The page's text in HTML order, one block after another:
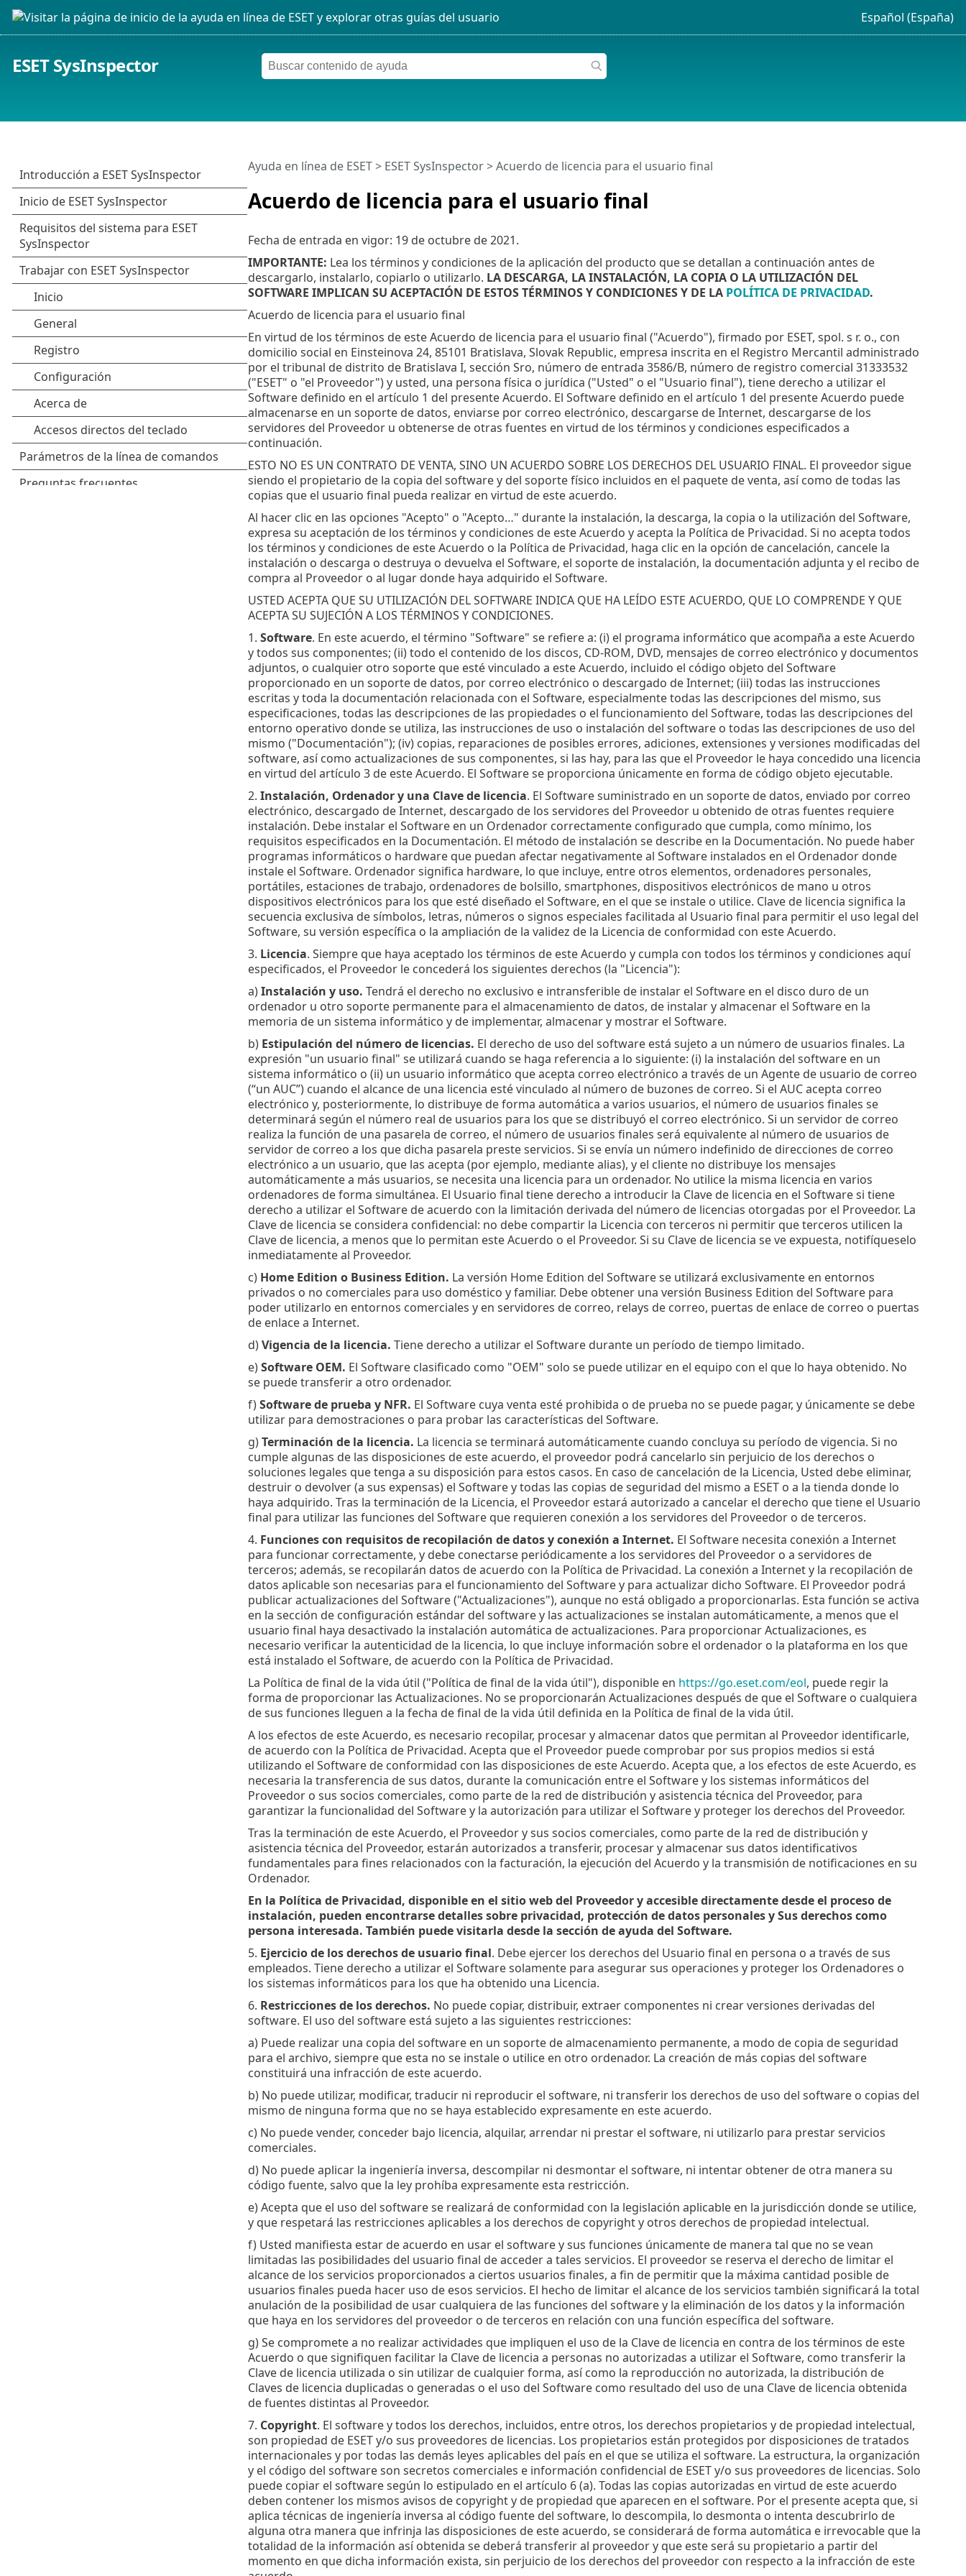
Español (España)
ESET SysInspector
Acuerdo de licencia para el usuario final
Ayuda en línea de ESET> ESET SysInspector>Acuerdo de licencia para el usuario final
Fecha de entrada en vigor: 19 de octubre de 2021.
IMPORTANTE: Lea los términos y condiciones de la aplicación del producto que se detallan a continuación antes de
descargarlo, instalarlo, copiarlo o utilizarlo. LA DESCARGA, LA INSTALACIÓN, LA COPIA O LA UTILIZACIÓN DEL
SOFTWARE IMPLICAN SU ACEPTACIÓN DE ESTOS TÉRMINOS Y CONDICIONES Y DE LA POLÍTICA DE PRIVACIDAD.
Acuerdo de licencia para el usuario final
En virtud de los términos de este Acuerdo de licencia para el usuario final ("Acuerdo"), firmado por ESET, spol. s r. o., con
domicilio social en Einsteinova 24, 85101 Bratislava, Slovak Republic, empresa inscrita en el Registro Mercantil administrado
por el tribunal de distrito de Bratislava I, sección Sro, número de entrada 3586/B, número de registro comercial 31333532
("ESET" o "el Proveedor") y usted, una persona física o jurídica ("Usted" o el "Usuario final"), tiene derecho a utilizar el
Software definido en el artículo 1 del presente Acuerdo. El Software definido en el artículo 1 del presente Acuerdo puede
almacenarse en un soporte de datos, enviarse por correo electrónico, descargarse de Internet, descargarse de los
servidores del Proveedor u obtenerse de otras fuentes en virtud de los términos y condiciones especificados a
continuación.
ESTO NO ES UN CONTRATO DE VENTA, SINO UN ACUERDO SOBRE LOS DERECHOS DEL USUARIO FINAL. El proveedor sigue
siendo el propietario de la copia del software y del soporte físico incluidos en el paquete de venta, así como de todas las
copias que el usuario final pueda realizar en virtud de este acuerdo.
Al hacer clic en las opciones "Acepto" o "Acepto…" durante la instalación, la descarga, la copia o la utilización del Software,
expresa su aceptación de los términos y condiciones de este Acuerdo y acepta la Política de Privacidad. Si no acepta todos
los términos y condiciones de este Acuerdo o la Política de Privacidad, haga clic en la opción de cancelación, cancele la
instalación o descarga o destruya o devuelva el Software, el soporte de instalación, la documentación adjunta y el recibo de
compra al Proveedor o al lugar donde haya adquirido el Software.
USTED ACEPTA QUE SU UTILIZACIÓN DEL SOFTWARE INDICA QUE HA LEÍDO ESTE ACUERDO, QUE LO COMPRENDE Y QUE
ACEPTA SU SUJECIÓN A LOS TÉRMINOS Y CONDICIONES.
1. Software. En este acuerdo, el término "Software" se refiere a: (i) el programa informático que acompaña a este Acuerdo
y todos sus componentes; (ii) todo el contenido de los discos, CD-ROM, DVD, mensajes de correo electrónico y documentos
adjuntos, o cualquier otro soporte que esté vinculado a este Acuerdo, incluido el código objeto del Software
proporcionado en un soporte de datos, por correo electrónico o descargado de Internet; (iii) todas las instrucciones
escritas y toda la documentación relacionada con el Software, especialmente todas las descripciones del mismo, sus
especificaciones, todas las descripciones de las propiedades o el funcionamiento del Software, todas las descripciones del
entorno operativo donde se utiliza, las instrucciones de uso o instalación del software o todas las descripciones de uso del
mismo ("Documentación"); (iv) copias, reparaciones de posibles errores, adiciones, extensiones y versiones modificadas del
software, así como actualizaciones de sus componentes, si las hay, para las que el Proveedor le haya concedido una licencia
en virtud del artículo 3 de este Acuerdo. El Software se proporciona únicamente en forma de código objeto ejecutable.
2. Instalación, Ordenador y una Clave de licencia. El Software suministrado en un soporte de datos, enviado por correo
electrónico, descargado de Internet, descargado de los servidores del Proveedor u obtenido de otras fuentes requiere
instalación. Debe instalar el Software en un Ordenador correctamente configurado que cumpla, como mínimo, los
requisitos especificados en la Documentación. El método de instalación se describe en la Documentación. No puede haber
programas informáticos o hardware que puedan afectar negativamente al Software instalados en el Ordenador donde
instale el Software. Ordenador significa hardware, lo que incluye, entre otros elementos, ordenadores personales,
portátiles, estaciones de trabajo, ordenadores de bolsillo, smartphones, dispositivos electrónicos de mano u otros
dispositivos electrónicos para los que esté diseñado el Software, en el que se instale o utilice. Clave de licencia significa la
secuencia exclusiva de símbolos, letras, números o signos especiales facilitada al Usuario final para permitir el uso legal del
Software, su versión específica o la ampliación de la validez de la Licencia de conformidad con este Acuerdo.
3. Licencia. Siempre que haya aceptado los términos de este Acuerdo y cumpla con todos los términos y condiciones aquí
especificados, el Proveedor le concederá los siguientes derechos (la "Licencia"):
a)Instalación y uso. Tendrá el derecho no exclusivo e intransferible de instalar el Software en el disco duro de un
ordenador u otro soporte permanente para el almacenamiento de datos, de instalar y almacenar el Software en la
memoria de un sistema informático y de implementar, almacenar y mostrar el Software.
b) Estipulación del número de licencias. El derecho de uso del software está sujeto a un número de usuarios finales. La
expresión "un usuario final" se utilizará cuando se haga referencia a lo siguiente: (i) la instalación del software en un
sistema informático o (ii) un usuario informático que acepta correo electrónico a través de un Agente de usuario de correo
(“un AUC”) cuando el alcance de una licencia esté vinculado al número de buzones de correo. Si el AUC acepta correo
electrónico y, posteriormente, lo distribuye de forma automática a varios usuarios, el número de usuarios finales se
determinará según el número real de usuarios para los que se distribuyó el correo electrónico. Si un servidor de correo
realiza la función de una pasarela de correo, el número de usuarios finales será equivalente al número de usuarios de
servidor de correo a los que dicha pasarela preste servicios. Si se envía un número indefinido de direcciones de correo
electrónico a un usuario, que las acepta (por ejemplo, mediante alias), y el cliente no distribuye los mensajes
automáticamente a más usuarios, se necesita una licencia para un ordenador. No utilice la misma licencia en varios
ordenadores de forma simultánea. El Usuario final tiene derecho a introducir la Clave de licencia en el Software si tiene
derecho a utilizar el Software de acuerdo con la limitación derivada del número de licencias otorgadas por el Proveedor. La
Clave de licencia se considera confidencial: no debe compartir la Licencia con terceros ni permitir que terceros utilicen la
Clave de licencia, a menos que lo permitan este Acuerdo o el Proveedor. Si su Clave de licencia se ve expuesta, notifíqueselo
inmediatamente al Proveedor.
c) Home Edition o Business Edition. La versión Home Edition del Software se utilizará exclusivamente en entornos
privados o no comerciales para uso doméstico y familiar. Debe obtener una versión Business Edition del Software para
poder utilizarlo en entornos comerciales y en servidores de correo, relays de correo, puertas de enlace de correo o puertas
de enlace a Internet.
d)Vigencia de la licencia. Tiene derecho a utilizar el Software durante un período de tiempo limitado.
e)Software OEM. El Software clasificado como "OEM" solo se puede utilizar en el equipo con el que lo haya obtenido. No
se puede transferir a otro ordenador.
f)Software de prueba y NFR. El Software cuya venta esté prohibida o de prueba no se puede pagar, y únicamente se debe
utilizar para demostraciones o para probar las características del Software.
g)Terminación de la licencia. La licencia se terminará automáticamente cuando concluya su período de vigencia. Si no
cumple algunas de las disposiciones de este acuerdo, el proveedor podrá cancelarlo sin perjuicio de los derechos o
soluciones legales que tenga a su disposición para estos casos. En caso de cancelación de la Licencia, Usted debe eliminar,
destruir o devolver (a sus expensas) el Software y todas las copias de seguridad del mismo a ESET o a la tienda donde lo
haya adquirido. Tras la terminación de la Licencia, el Proveedor estará autorizado a cancelar el derecho que tiene el Usuario
final para utilizar las funciones del Software que requieren conexión a los servidores del Proveedor o de terceros.
4. Funciones con requisitos de recopilación de datos y conexión a Internet. El Software necesita conexión a Internet
para funcionar correctamente, y debe conectarse periódicamente a los servidores del Proveedor o a servidores de
terceros; además, se recopilarán datos de acuerdo con la Política de Privacidad. La conexión a Internet y la recopilación de
datos aplicable son necesarias para el funcionamiento del Software y para actualizar dicho Software. El Proveedor podrá
publicar actualizaciones del Software ("Actualizaciones"), aunque no está obligado a proporcionarlas. Esta función se activa
en la sección de configuración estándar del software y las actualizaciones se instalan automáticamente, a menos que el
usuario final haya desactivado la instalación automática de actualizaciones. Para proporcionar Actualizaciones, es
necesario verificar la autenticidad de la licencia, lo que incluye información sobre el ordenador o la plataforma en los que
está instalado el Software, de acuerdo con la Política de Privacidad.
La Política de final de la vida útil ("Política de final de la vida útil"), disponible en https://go.eset.com/eol, puede regir la
forma de proporcionar las Actualizaciones. No se proporcionarán Actualizaciones después de que el Software o cualquiera
de sus funciones lleguen a la fecha de final de la vida útil definida en la Política de final de la vida útil.
A los efectos de este Acuerdo, es necesario recopilar, procesar y almacenar datos que permitan al Proveedor identificarle,
de acuerdo con la Política de Privacidad. Acepta que el Proveedor puede comprobar por sus propios medios si está
utilizando el Software de conformidad con las disposiciones de este Acuerdo. Acepta que, a los efectos de este Acuerdo, es
necesaria la transferencia de sus datos, durante la comunicación entre el Software y los sistemas informáticos del
Proveedor o sus socios comerciales, como parte de la red de distribución y asistencia técnica del Proveedor, para
garantizar la funcionalidad del Software y la autorización para utilizar el Software y proteger los derechos del Proveedor.
Tras la terminación de este Acuerdo, el Proveedor y sus socios comerciales, como parte de la red de distribución y
asistencia técnica del Proveedor, estarán autorizados a transferir, procesar y almacenar sus datos identificativos
fundamentales para fines relacionados con la facturación, la ejecución del Acuerdo y la transmisión de notificaciones en su
Ordenador.
En la Política de Privacidad, disponible en el sitio web del Proveedor y accesible directamente desde el proceso de
instalación, pueden encontrarse detalles sobre privacidad, protección de datos personales y Sus derechos como
persona interesada. También puede visitarla desde la sección de ayuda del Software.
5. Ejercicio de los derechos de usuario final. Debe ejercer los derechos del Usuario final en persona o a través de sus
empleados. Tiene derecho a utilizar el Software solamente para asegurar sus operaciones y proteger los Ordenadores o
los sistemas informáticos para los que ha obtenido una Licencia.
6. Restricciones de los derechos. No puede copiar, distribuir, extraer componentes ni crear versiones derivadas del
software. El uso del software está sujeto a las siguientes restricciones:
a) Puede realizar una copia del software en un soporte de almacenamiento permanente, a modo de copia de seguridad
para el archivo, siempre que esta no se instale o utilice en otro ordenador. La creación de más copias del software
constituirá una infracción de este acuerdo.
b) No puede utilizar, modificar, traducir ni reproducir el software, ni transferir los derechos de uso del software o copias del
mismo de ninguna forma que no se haya establecido expresamente en este acuerdo.
c) No puede vender, conceder bajo licencia, alquilar, arrendar ni prestar el software, ni utilizarlo para prestar servicios
comerciales.
d) No puede aplicar la ingeniería inversa, descompilar ni desmontar el software, ni intentar obtener de otra manera su
código fuente, salvo que la ley prohíba expresamente esta restricción.
e) Acepta que el uso del software se realizará de conformidad con la legislación aplicable en la jurisdicción donde se utilice,
y que respetará las restricciones aplicables a los derechos de copyright y otros derechos de propiedad intelectual.
f) Usted manifiesta estar de acuerdo en usar el software y sus funciones únicamente de manera tal que no se vean
limitadas las posibilidades del usuario final de acceder a tales servicios. El proveedor se reserva el derecho de limitar el
alcance de los servicios proporcionados a ciertos usuarios finales, a fin de permitir que la máxima cantidad posible de
usuarios finales pueda hacer uso de esos servicios. El hecho de limitar el alcance de los servicios también significará la total
anulación de la posibilidad de usar cualquiera de las funciones del software y la eliminación de los datos y la información
que haya en los servidores del proveedor o de terceros en relación con una función específica del software.
g) Se compromete a no realizar actividades que impliquen el uso de la Clave de licencia en contra de los términos de este
Acuerdo o que signifiquen facilitar la Clave de licencia a personas no autorizadas a utilizar el Software, como transferir la
Clave de licencia utilizada o sin utilizar de cualquier forma, así como la reproducción no autorizada, la distribución de
Claves de licencia duplicadas o generadas o el uso del Software como resultado del uso de una Clave de licencia obtenida
de fuentes distintas al Proveedor.
7. Copyright. El software y todos los derechos, incluidos, entre otros, los derechos propietarios y de propiedad intelectual,
son propiedad de ESET y/o sus proveedores de licencias. Los propietarios están protegidos por disposiciones de tratados
internacionales y por todas las demás leyes aplicables del país en el que se utiliza el software. La estructura, la organización
y el código del software son secretos comerciales e información confidencial de ESET y/o sus proveedores de licencias. Solo
puede copiar el software según lo estipulado en el artículo 6 (a). Todas las copias autorizadas en virtud de este acuerdo
deben contener los mismos avisos de copyright y de propiedad que aparecen en el software. Por el presente acepta que, si
aplica técnicas de ingeniería inversa al código fuente del software, lo descompila, lo desmonta o intenta descubrirlo de
alguna otra manera que infrinja las disposiciones de este acuerdo, se considerará de forma automática e irrevocable que la
totalidad de la información así obtenida se deberá transferir al proveedor y que este será su propietario a partir del
momento en que dicha información exista, sin perjuicio de los derechos del proveedor con respecto a la infracción de este